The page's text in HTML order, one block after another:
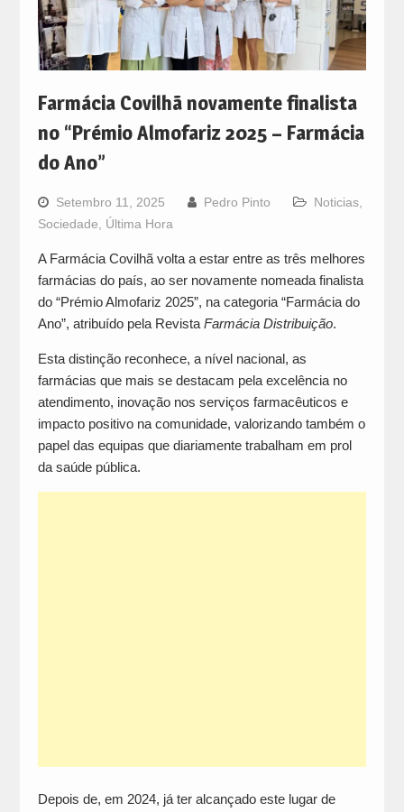
Farmácia Covilhã novamente finalista
no “Prémio Almofariz 2025 – Farmácia
do Ano”
Setembro 11, 2025 Pedro Pinto Noticias,
Sociedade
Última Hora
A Farmácia Covilhã volta a estar entre as três melhores
farmácias do país, ao ser novamente nomeada finalista
do “Prémio Almofariz 2025”, na categoria “Farmácia do
Ano”, atribuído pela Revista Farmácia Distribuição.
Esta distinção reconhece, a nível nacional, as
farmácias que mais se destacam pela excelência no
atendimento, inovação nos serviços farmacêuticos e
impacto positivo na comunidade, valorizando também o
papel das equipas que diariamente trabalham em prol
da saúde pública.
Depois de, em 2024, já ter alcançado este lugar de